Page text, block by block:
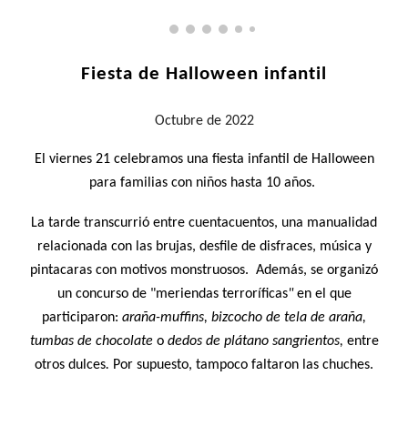
Fiesta de Halloween infantil
Octubrede 2022
El viernes 21 celebramos una fiesta infantil de Halloween
para familias con niños hasta 10 años.
La tarde transcurrió entre cuentacuentos, una manualidad
relacionada con las brujas, desfile de disfraces, música y
pintacaras con motivos monstruosos. Además, se organizó
un concurso de "meriendas terroríficas"en el que
participaron: araña-muffins, bizcocho de tela de araña,
tumbas de chocolate o dedos de plátano sangrientos, entre
otros dulces. Por supuesto, tampoco faltaron las chuches.